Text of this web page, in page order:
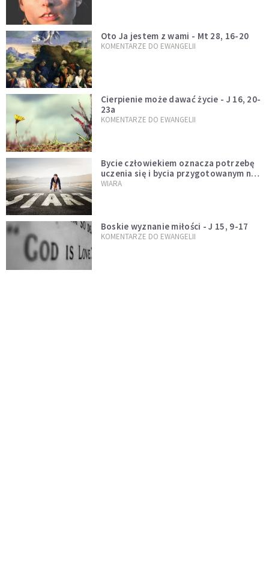
Oto Ja jestem z wami - Mt 28, 16-20
KOMENTARZE DO EWANGELII
Cierpienie może dawać życie - J 16, 20-
23a
KOMENTARZE DO EWANGELII
Bycie człowiekiem oznacza potrzebę
uczenia się i bycia przygotowanym na
nowość każdej sytuacji
WIARA
Boskie wyznanie miłości - J 15, 9-17
KOMENTARZE DO EWANGELII